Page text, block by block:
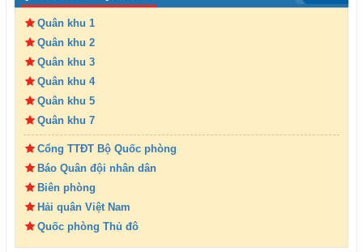
Quân khu 1
Quân khu 2
Quân khu 3
Quân khu 4
Quân khu 5
Quân khu 7
Cổng TTĐT Bộ Quốc phòng
Báo Quân đội nhân dân
Biên phòng
Hải quân Việt Nam
Quốc phòng Thủ đô